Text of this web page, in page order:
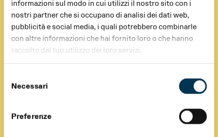
informazioni sul modo in cui utilizzi il nostro sito con i
nostri partner che si occupano di analisi dei dati web,
pubblicità e social media, i quali potrebbero combinarle
con altre informazioni che hai fornito loro o che hanno
raccolto dal tuo utilizzo dei loro servizi.
delNecessari
Preferenze